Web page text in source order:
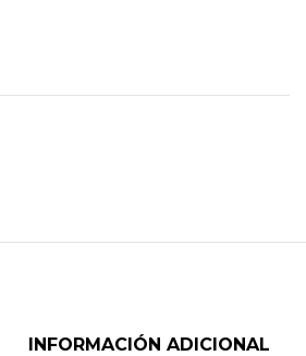
INFORMACIÓN ADICIONAL